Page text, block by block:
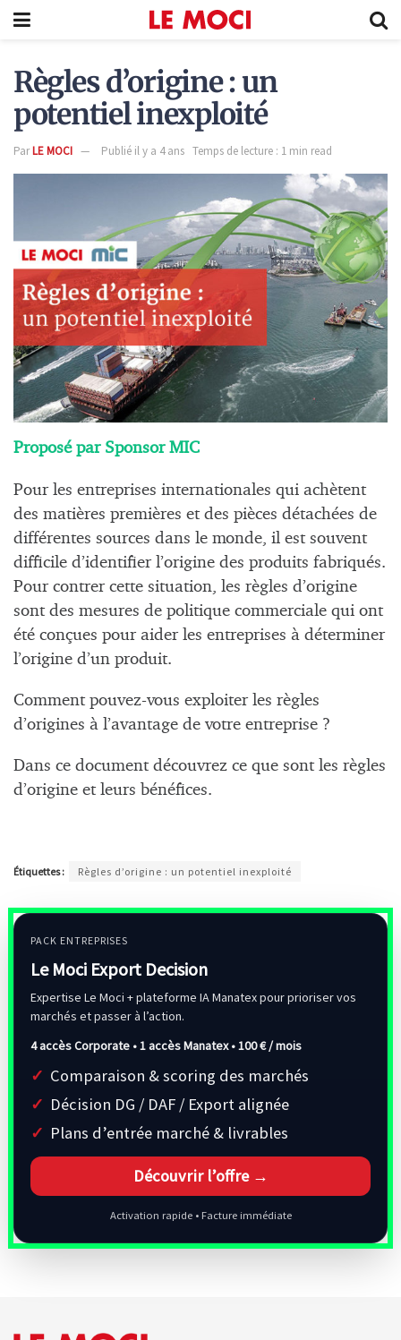
Règles d’origine : un
potentiel inexploité
ParLE MOCI Publié il y a 4 ans Temps de lecture : 1 min read
Proposé par Sponsor MIC
Pour les entreprises internationales qui achètent
des matières premières et des pièces détachées de
différentes sources dans le monde, il est souvent
difficile d’identifier l’origine des produits fabriqués.
Pour contrer cette situation, les règles d’origine
sont des mesures de politique commerciale qui ont
été conçues pour aider les entreprises à déterminer
l’origine d’un produit.
Comment pouvez-vous exploiter les règles
d’origines à l’avantage de votre entreprise ?
Dans ce document découvrez ce que sont les règles
d’origine et leurs bénéfices.
Étiquettes : Règles d’origine : un potentiel inexploité
PACK ENTREPRISES
Le Moci Export Decision
Expertise Le Moci + plateforme IA Manatex pour prioriser vos
marchés et passer à l’action.
4 accès Corporate • 1 accès Manatex •100 € / mois
Comparaison & scoring des marchés
Décision DG / DAF / Export alignée
Plans d’entrée marché & livrables
Découvrir l’offre →
Activation rapide • Facture immédiate